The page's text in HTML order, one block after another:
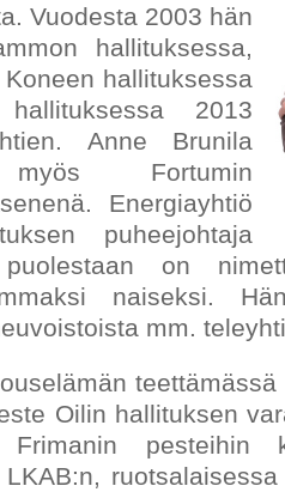
Vuodesta 2003 hän
hallituksessa,
hallituksessa
2013
Anne Brunila
myös Fortumin
Energiayhtiö
puheejohtaja
on
naiseksi.
mm.
Oilin hallituksen
pesteihin